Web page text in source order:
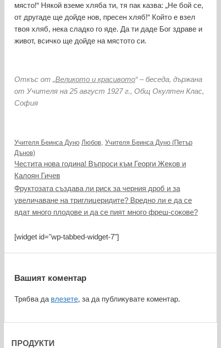
място!“ Някой вземе хляба ти, тя пак казва: „Не бой се,
от другаде ще дойде нов, пресен хляб!“ Който е взел
твоя хляб, нека сладко го яде. Да ти даде Бог здраве и
живот, всичко ще дойде на мястото си.
Откъс от „Великото и красивото“ – беседа, държана
от Учителя на 25 август 1927 г., Общ Окултен Клас,
София
Категории
Учителя Беинса Дуно Етикети
Любов, Учителя Беинса Дуно (Петър
Дънов)
Честита нова година! Въпроси към Георги Жеков и
Калоян Гичев
Фруктозата създава ли риск за черния дроб и за
увеличаване на триглицеридите? Вредно ли е да се
ядат много плодове и да се пият много фреш-сокове?
[widget id="wp-tabbed-widget-7"]
Вашият коментар
Трябва да влезете, за да публикувате коментар.
ПРОДУКТИ